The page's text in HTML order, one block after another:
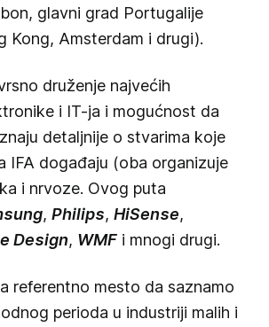
glavni grad Portugalije
Kong, Amsterdam i drugi).
druženje najvećih
i IT-ja i mogućnost da
detaljnije o stvarima koje
IFA događaju (oba organizuje
i nrvoze. Ovog puta
, Philips, HiSense,
Design, WMF i mnogi drugi.
referentno mesto da saznamo
perioda u industriji malih i